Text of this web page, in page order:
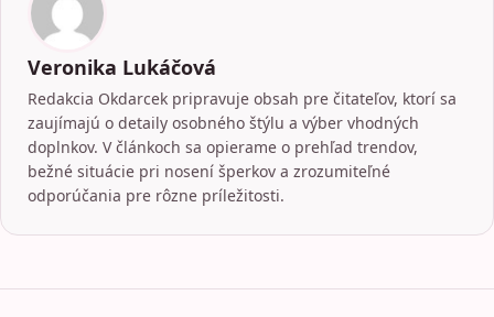
Veronika Lukáčová
Redakcia Okdarcek pripravuje obsah pre čitateľov, ktorí sa
zaujímajú o detaily osobného štýlu a výber vhodných
doplnkov. V článkoch sa opierame o prehľad trendov,
bežné situácie pri nosení šperkov a zrozumiteľné
odporúčania pre rôzne príležitosti.